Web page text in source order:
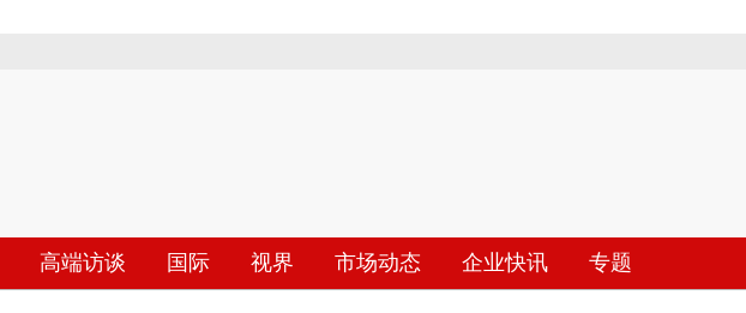
高端访谈 国际 视界 市场动态 企业快讯 专题